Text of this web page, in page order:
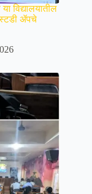
विद्यालयातील
स्टडी ॲपचे